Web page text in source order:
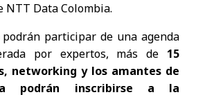
NTT Data Colombia.
participar de una agenda
por expertos, más de 15
networking y los amantes de
podrán inscribirse a la